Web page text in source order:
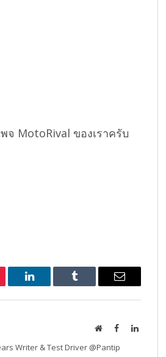
จ MotoRival ของเราครับ
LinkedIn Tumblr Email
WebsiteFacebookLinkedIn
Writer & Test Driver @Pantip